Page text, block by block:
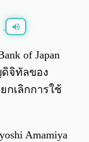
of Japan
ดิจิทัลของ
กเลิกการใช้
Amamiya